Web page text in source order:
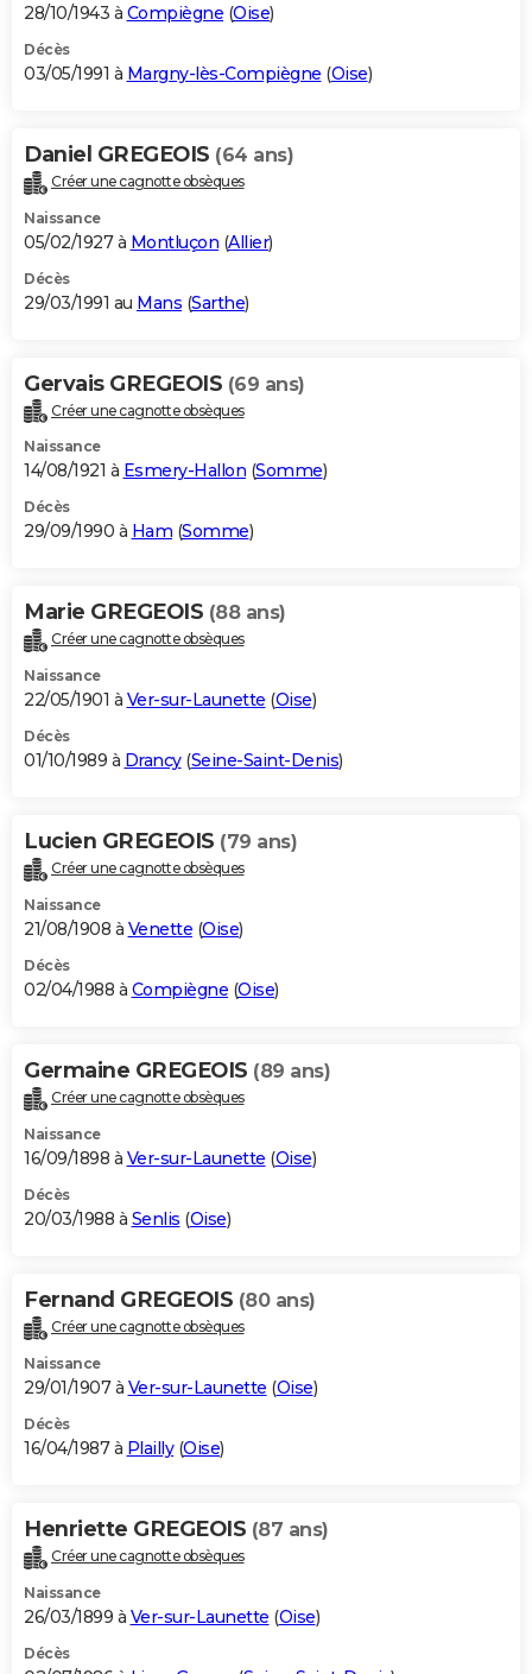
28/10/1943 à Compiègne (Oise)
Décès
03/05/1991 à Margny-lès-Compiègne (Oise)
Daniel GREGEOIS (64 ans)
Créer une cagnotte obsèques
Naissance
05/02/1927 à Montluçon (Allier)
Décès
29/03/1991 au Mans (Sarthe)
Gervais GREGEOIS (69 ans)
Créer une cagnotte obsèques
Naissance
14/08/1921 à Esmery-Hallon (Somme)
Décès
29/09/1990 à Ham (Somme)
Marie GREGEOIS (88 ans)
Créer une cagnotte obsèques
Naissance
22/05/1901 à Ver-sur-Launette (Oise)
Décès
01/10/1989 à Drancy(Seine-Saint-Denis)
Lucien GREGEOIS (79 ans)
Créer une cagnotte obsèques
Naissance
21/08/1908 à Venette (Oise)
Décès
02/04/1988 à Compiègne (Oise)
Germaine GREGEOIS (89 ans)
Créer une cagnotte obsèques
Naissance
16/09/1898 à Ver-sur-Launette (Oise)
Décès
20/03/1988 à Senlis (Oise)
Fernand GREGEOIS (80 ans)
Créer une cagnotte obsèques
Naissance
29/01/1907 à Ver-sur-Launette (Oise)
Décès
16/04/1987 à Plailly(Oise)
Henriette GREGEOIS (87 ans)
Créer une cagnotte obsèques
Naissance
26/03/1899 à Ver-sur-Launette (Oise)
Décès